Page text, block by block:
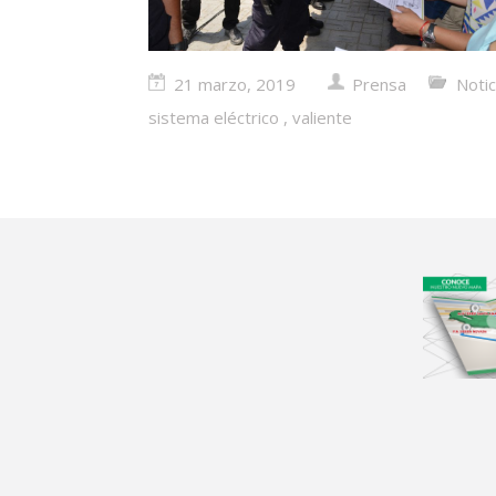
21 marzo, 2019 Prensa
sistema eléctrico ,valiente